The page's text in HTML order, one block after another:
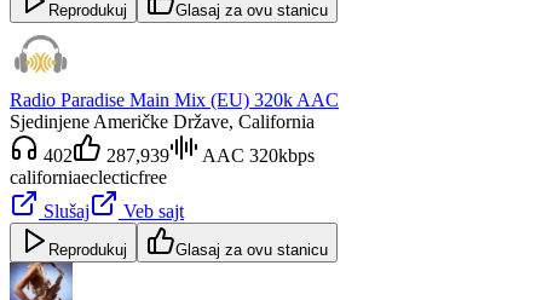
Reprodukuj Glasaj za ovu stanicu
Radio Paradise Main Mix (EU) 320k AAC
Sjedinjene Američke Države, California
402
287,939
AAC 320kbps
californiaeclecticfree
Slušaj
Veb sajt
Reprodukuj Glasaj za ovu stanicu